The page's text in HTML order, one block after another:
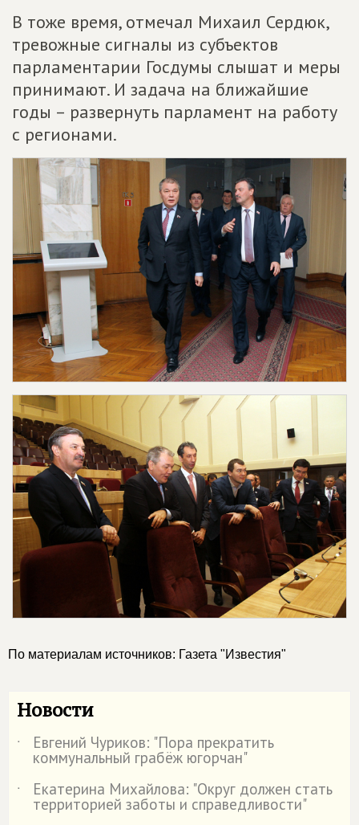
В тоже время, отмечал Михаил Сердюк,
тревожные сигналы из субъектов
парламентарии Госдумы слышат и меры
принимают. И задача на ближайшие
годы – развернуть парламент на работу
с регионами.
По материалам источников: Газета "Известия"
Новости
˙ Евгений Чуриков: "Пора прекратить
коммунальный грабёж югорчан"
˙
Екатерина Михайлова: "Округ должен стать
территорией заботы и справедливости"